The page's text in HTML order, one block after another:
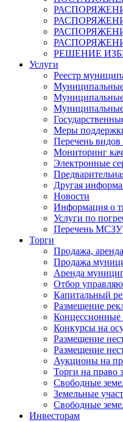
РЕШЕНИЕ
Услуги
Реестр
Муниципальные
Муниципальные
Меры
Перечень
Мониторинг
Электронные
Другая
Новости
Информация о
Услуги по
Перечень МСЗУ
Торги
Продажа,
Продажа
Аренда
Отбор
Капитальный
Размещение
Концессионные
Конкурсы на
Размещение
Размещение
Аукционы на
Торги на право
Свободные
Земельные
Свободные
Инвесторам